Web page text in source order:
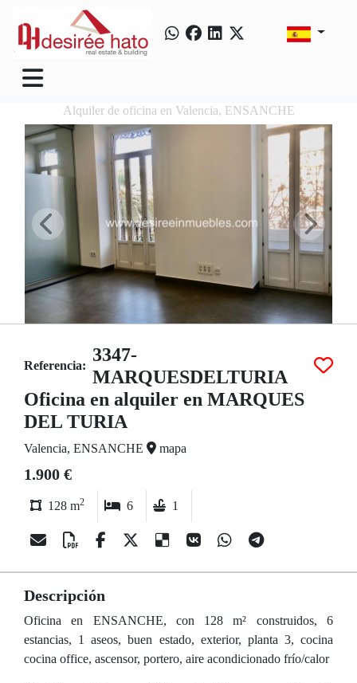
Alquiler de oficina en Valencia, ENSANCHE
Referencia:
3347-
MARQUESDELTURIA
Oficina en alquiler en MARQUES
DEL TURIA
Valencia, ENSANCHE mapa
1.900 €
128 m2 6 1
Descripción
Oficina en ENSANCHE, con 128 m² construidos, 6
estancias, 1 aseos, buen estado, exterior, planta 3, cocina
cocina office, ascensor, portero, aire acondicionado frío/calor